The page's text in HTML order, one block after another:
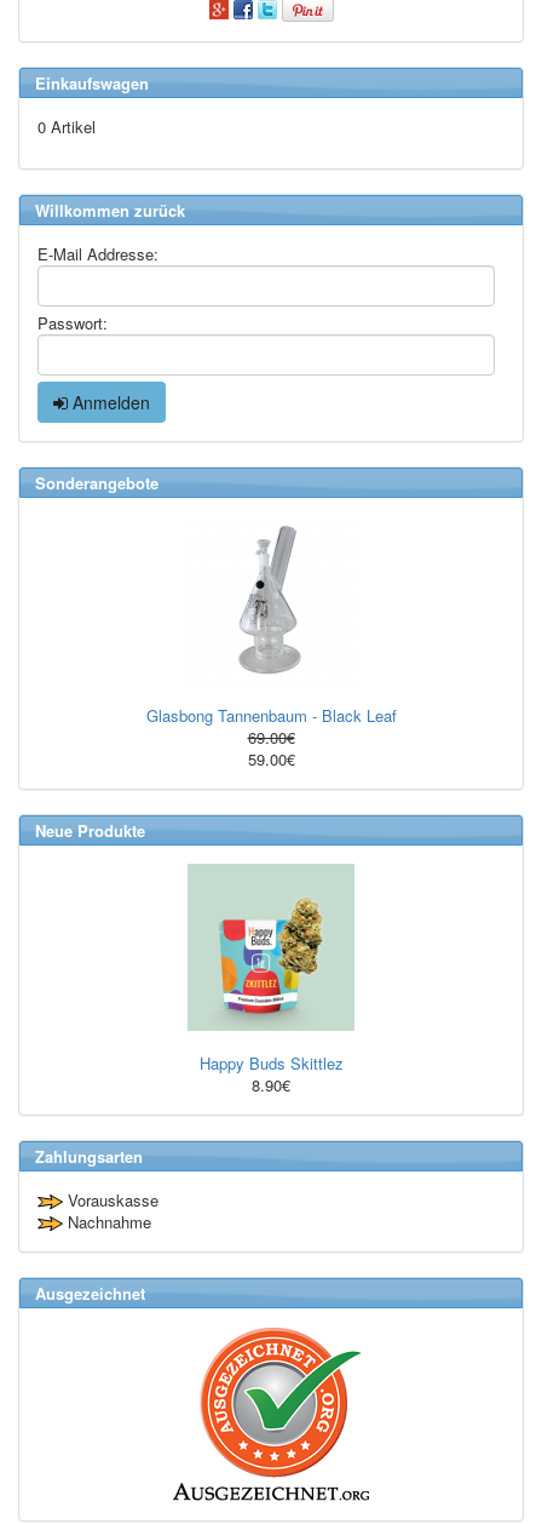
Einkaufswagen
0 Artikel
Willkommen zurück
E-Mail Addresse:
Passwort:
Anmelden
Sonderangebote
Glasbong Tannenbaum - Black Leaf
69.00€
59.00€
Neue Produkte
Happy Buds Skittlez
8.90€
Zahlungsarten
Vorauskasse
Nachnahme
Ausgezeichnet